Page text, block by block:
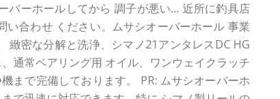
バーホールしてから 調子が悪い... 近所に釣具店
合わせ ください。ムサシオーバーホール 事業
緻密な分解と洗浄、シマノ21アンタレスDC HG
通常ベアリング用 オイル、ワンウェイクラッチ
まで完備しております。 PR: ムサシオーバーホ